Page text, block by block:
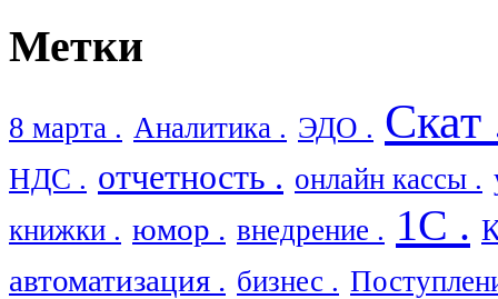
Метки
8 марта . Аналитика . ЭДО . Скат
НДС . отчетность . онлайн кассы .
книжки . юмор . внедрение . 1С .
автоматизация . бизнес .